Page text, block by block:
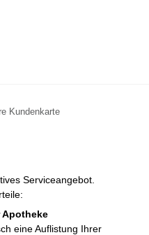
Kundenkarte
Serviceangebot.
Apotheke
eine Auflistung Ihrer